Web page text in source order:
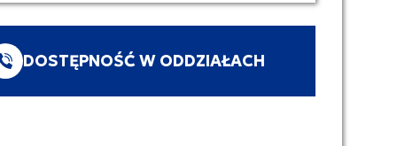
DOSTĘPNOŚĆ W ODDZIAŁACH